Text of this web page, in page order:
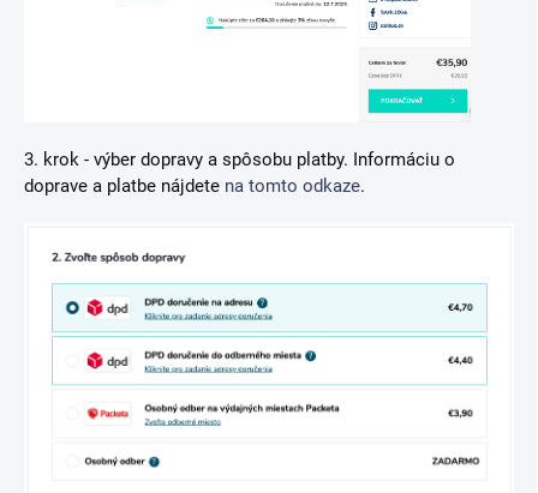
3. krok - výber dopravy a spôsobu platby. Informáciu o
doprave a platbe nájdete na tomto odkaze.